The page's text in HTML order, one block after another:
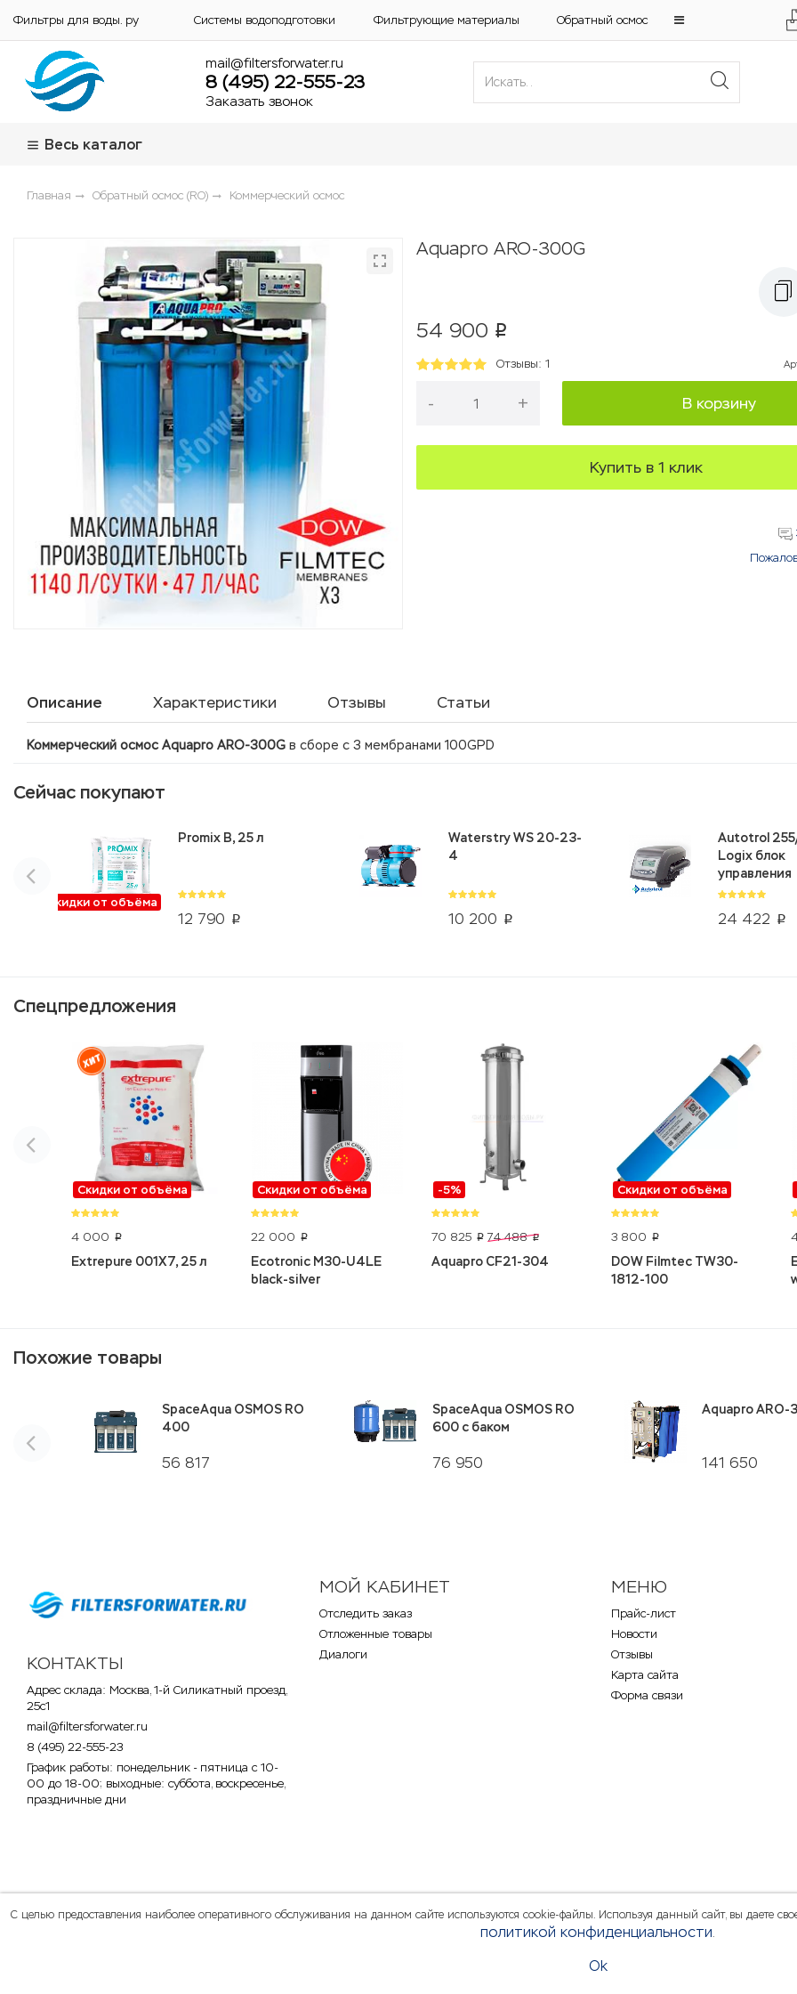
Фильтры для воды. ру Системы водоподготовки Фильтрующие материалы Обратный осмос
mail@filtersforwater.ru
8 (495) 22-555-23
Заказать звонок
Весь каталог
Главная Обратный осмос (RO) Коммерческий осмос
Aquapro ARO-300G
54 900 p
Отзывы: 1
- + В корзину
Купить в 1 клик
Описание Характеристики Отзывы Статьи
Коммерческий осмос Aquapro ARO-300G в сборе с 3 мембранами 100GPD
Сейчас покупают
Скидки от объёма
12 790 p
Promix B, 25 л
10 200 p
Waterstry WS 20-23-
4
24 422 p
Autotrol
Logix блок
управления
Спецпредложения
Скидки от объёма
4 000 p
Extrepure 001X7, 25 л
Скидки от объёма
22 000 p
Ecotronic M30-U4LE
black-silver
-5%
70 825 p 74 488 p
Aquapro CF21-304
Скидки от объёма
3 800 p
DOW Filmtec TW30-
1812-100
Похожие товары
56 817
SpaceAqua OSMOS RO
400
76 950
SpaceAqua OSMOS RO
600 с баком
141 650
Aquapro ARO-
КОНТАКТЫ
Адрес склада: Москва, 1-й Силикатный проезд,
25с1
mail@filtersforwater.ru
8 (495) 22-555-23
График работы: понедельник - пятница с 10-
00 до 18-00; выходные: суббота, воскресенье,
праздничные дни
МОЙ КАБИНЕТ
Отследить заказ
Отложенные товары
Диалоги
МЕНЮ
Прайс-лист
Новости
Отзывы
Карта сайта
Форма связи
С целью предоставления наиболее оперативного обслуживания на данном сайте используются cookie-файлы. Используя данный сайт, вы даете
политикой конфиденциальности.
Ok